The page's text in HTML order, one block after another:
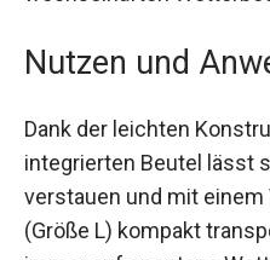
wechselhaften
Nutzen und
Dank der leichten
integrierten Beutel lässt
problemlos verstauen
von nur 4 Litern (Größe